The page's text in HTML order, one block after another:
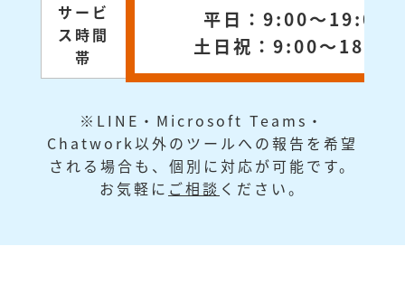
サービ
ス時間
帯
平日：9:00～19:00
土日祝：9:00～18:00
※LINE・Microsoft Teams・
Chatwork以外のツールへの報告を希望
される場合も、個別に対応が可能です。
お気軽に ご相談 ください。